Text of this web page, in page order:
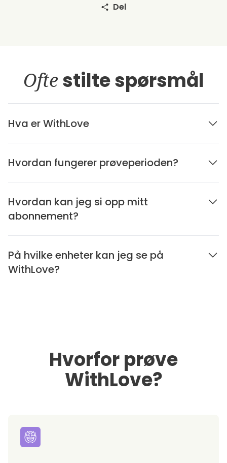
Del
Ofte stilte spørsmål
Hva er WithLove
Hvordan fungerer prøveperioden?
Hvordan kan jeg si opp mitt
abonnement?
På hvilke enheter kan jeg se på
WithLove?
Hvorfor prøve
WithLove?